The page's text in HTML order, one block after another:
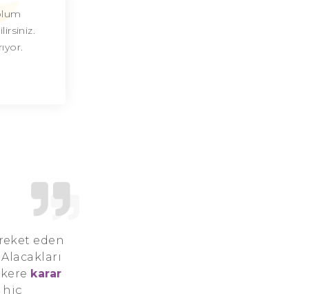
eden
karar
hiç